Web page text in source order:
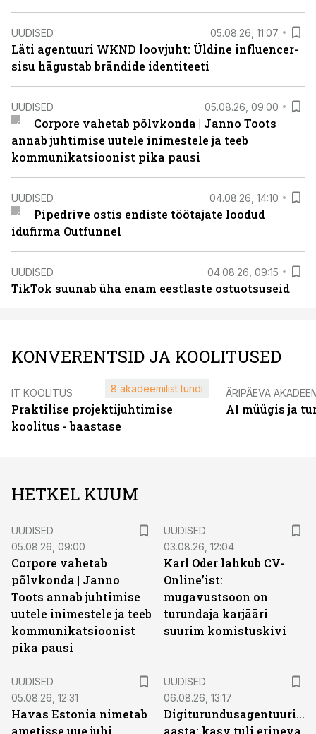
UUDISED 05.08.26, 11:07
Läti agentuuri WKND loovjuht: Üldine influencer-
sisu hägustab brändide identiteeti
UUDISED 05.08.26, 09:00
Corpore vahetab põlvkonda | Janno Toots
annab juhtimise uutele inimestele ja teeb
kommunikatsioonist pika pausi
UUDISED 04.08.26, 14:10
Pipedrive ostis endiste töötajate loodud
idufirma Outfunnel
UUDISED 04.08.26, 09:15
TikTok suunab üha enam eestlaste ostuotsuseid
KONVERENTSID JA KOOLITUSED
IT KOOLITUS
Praktilise projektijuhtimise
koolitus - baastase
8 akadeemilist tundi ÄRIPÄEVA
AI müügis ja
HETKEL KUUM
UUDISED
05.08.26, 09:00
Corpore vahetab
põlvkonda | Janno
Toots annab juhtimise
uutele inimestele ja teeb
kommunikatsioonist
pika pausi
UUDISED
03.08.26, 12:04
Karl Oder lahkub CV-
Online’ist:
mugavustsoon on
turundaja karjääri
suurim komistuskivi
UUDISED
05.08.26, 12:31
Havas Estonia nimetab
ametisse uue juhi
UUDISED
06.08.26, 13:17
Digiturundusagentuuride
aasta: kasv tuli erineva